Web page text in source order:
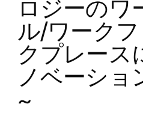
ロジーのワ
ル/ワーク
クプレース
ノベーショ
~